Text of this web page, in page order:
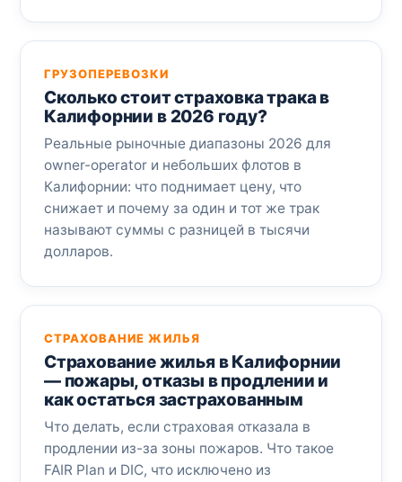
ГРУЗОПЕРЕВОЗКИ
Сколько стоит страховка трака в
Калифорнии в 2026 году?
Реальные рыночные диапазоны 2026 для
owner-operator и небольших флотов в
Калифорнии: что поднимает цену, что
снижает и почему за один и тот же трак
называют суммы с разницей в тысячи
долларов.
СТРАХОВАНИЕ ЖИЛЬЯ
Страхование жилья в Калифорнии
— пожары, отказы в продлении и
как остаться застрахованным
Что делать, если страховая отказала в
продлении из-за зоны пожаров. Что такое
FAIR Plan и DIC, что исключено из